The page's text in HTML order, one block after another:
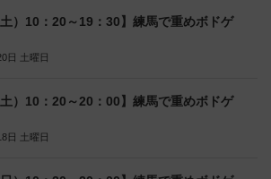
土）10：20～19：30】練馬で重めボドゲ
日 土曜日
土）10：20～20：00】練馬で重めボドゲ
日 土曜日